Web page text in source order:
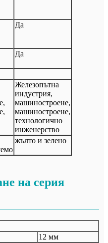
Да
Да
Железопътна
индустрия,
машиностроене,
машиностроене,
технологично
инженерство
жълто и зелено
на серия
12 мм